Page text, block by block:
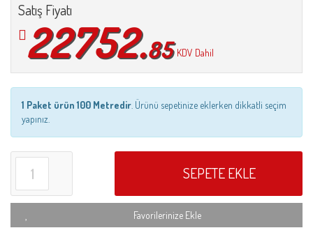
Satış Fiyatı
22752.85 KDV Dahil
1 Paket ürün 100 Metredir . Ürünü sepetinize eklerken dikkatli seçim
yapınız.
SEPETE EKLE
Favorilerinize Ekle